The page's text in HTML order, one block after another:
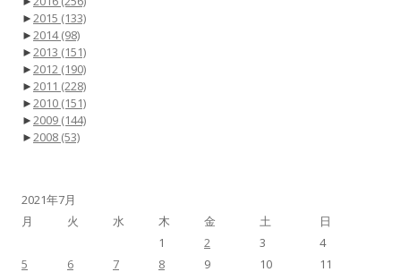
►2015 (133)
►2014(98)
►2013 (151)
►2012 (190)
►2011 (228)
►2010 (151)
►2009 (144)
►2008 (53)
2021年7月
月
火 水 木 金 土
日
1
2 3
4
5
6 7 8 9 10 11